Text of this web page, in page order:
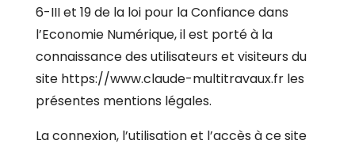
6-III et 19 de la loi pour la Confiance dans
l’Economie Numérique, il est porté à la
connaissance des utilisateurs et visiteurs du
site https://www.claude-multitravaux.frles
présentes mentions légales.
La connexion, l’utilisation et l’accès à ce site